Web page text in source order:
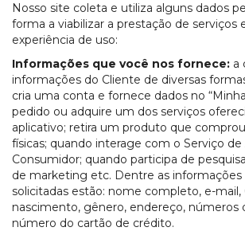
CONTATO
Nosso site coleta e utiliza alguns dados
forma a viabilizar a prestação de serviços
experiência de uso:
Informações que você nos fornece: a
informações do Cliente de diversas
cria uma conta e fornece dados no
pedido ou adquire um dos serviços
aplicativo; retira um produto que
físicas; quando interage com o Serviço
Consumidor; quando participa de
de marketing etc. Dentre as
solicitadas estão: nome completo, e-mail,
nascimento, gênero, endereço, números
número do cartão de crédito.